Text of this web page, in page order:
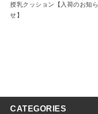
授乳クッション【入荷のお知ら
せ】
CATEGORIES